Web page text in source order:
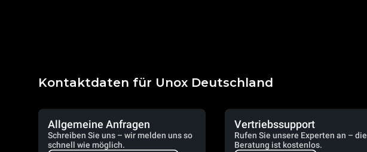
Kontaktdaten für Unox Deutschland
Allgemeine Anfragen
Schreiben Sie uns – wir melden uns so
schnell wie möglich.
Vertriebssupport
Rufen Sie unsere Experten an – die
Beratung ist kostenlos.